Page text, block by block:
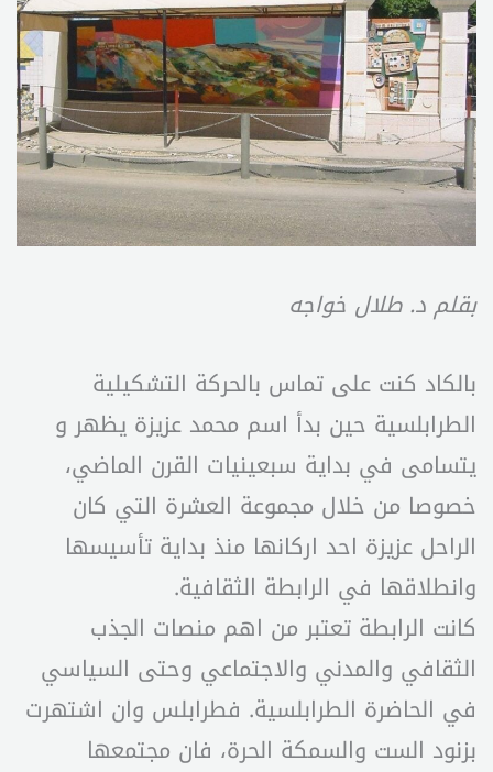
بقلم د. طلال خواجه
بالكاد كنت على تماس بالحركة التشكيلية
الطرابلسية حين بدأ اسم محمد عزيزة يظهر و
يتسامى في بداية سبعينيات القرن الماضي،
خصوصا من خلال مجموعة العشرة التي كان
الراحل عزيزة احد اركانها منذ بداية تأسيسها
وانطلاقها في الرابطة الثقافية.
كانت الرابطة تعتبر من اهم منصات الجذب
الثقافي والمدني والاجتماعي وحتى السياسي
في الحاضرة الطرابلسية. فطرابلس وان اشتهرت
بزنود الست والسمكة الحرة، فان مجتمعها